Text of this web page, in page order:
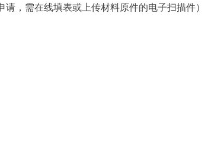
，需在线填表或上传材料原件的电子扫描件）